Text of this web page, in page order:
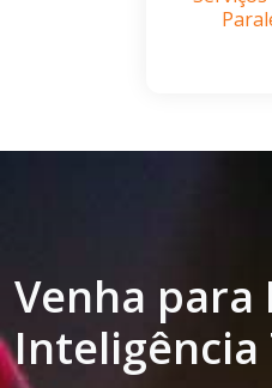
Venha para